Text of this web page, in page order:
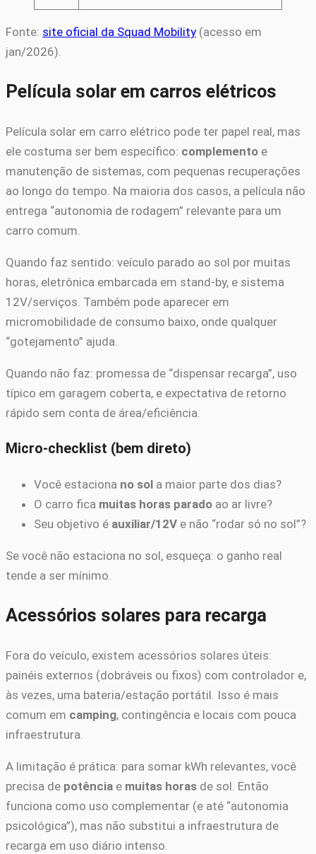
Fonte: site oficial da Squad Mobility (acesso em
jan/2026).
Película solar em carros elétricos
Película solar em carro elétrico pode ter papel real, mas
ele costuma ser bem específico: complemento e
manutenção de sistemas, com pequenas recuperações
ao longo do tempo. Na maioria dos casos, a película não
entrega “autonomia de rodagem” relevante para um
carro comum.
Quando faz sentido: veículo parado ao sol por muitas
horas, eletrônica embarcada em stand-by, e sistema
12V/serviços. Também pode aparecer em
micromobilidade de consumo baixo, onde qualquer
“gotejamento” ajuda.
Quando não faz: promessa de “dispensar recarga”, uso
típico em garagem coberta, e expectativa de retorno
rápido sem conta de área/eficiência.
Micro-checklist (bem direto)
Você estaciona no sol a maior parte dos dias?
O carro fica muitas horas parado ao ar livre?
Seu objetivo é auxiliar/12V e não “rodar só no sol”?
Se você não estaciona no sol, esqueça: o ganho real
tende a ser mínimo.
Acessórios solares para recarga
Fora do veículo, existem acessórios solares úteis:
painéis externos (dobráveis ou fixos) com controlador e,
às vezes, uma bateria/estação portátil. Isso é mais
comum em camping, contingência e locais com pouca
infraestrutura.
A limitação é prática: para somar kWh relevantes, você
precisa de potência e muitas horas de sol. Então
funciona como uso complementar (e até “autonomia
psicológica”), mas não substitui a infraestrutura de
recarga em uso diário intenso.